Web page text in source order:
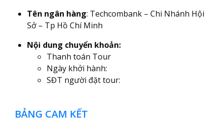
Tên ngân hàng: Techcombank – Chi Nhánh Hội
Sở – Tp Hồ Chí Minh
Nội dung chuyển khoản:
Thanh toán Tour
Ngày khởi hành:
SĐT người đặt tour:
BẢNG CAM KẾT